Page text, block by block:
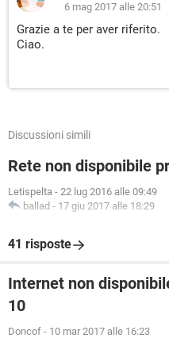
6 mag 2017 alle 20:51
Grazie a te per aver riferito.
Ciao.
Discussioni simili
Rete non disponibile
Letispelta - 22 lug 2016 alle 09:49
ballad - 17 giu 2017 alle 18:29
41 risposte
Internet non
10
Doncof - 10 mar 2017 alle 16:23